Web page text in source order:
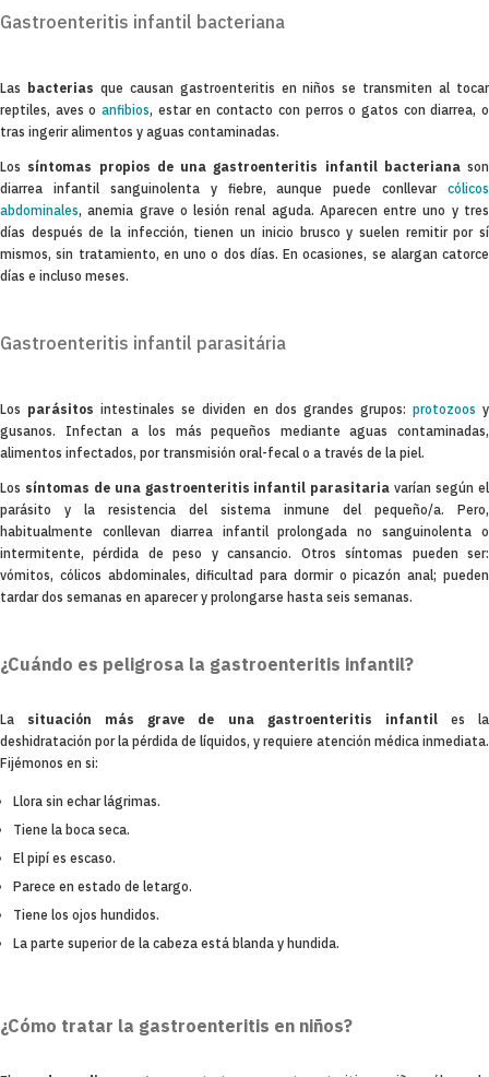
Gastroenteritis infantil bacteriana
Las bacterias que causan gastroenteritis en niños se transmiten al tocar
reptiles, aves oanfibios, estar en contacto con perros o gatos con diarrea, o
tras ingerir alimentos y aguas contaminadas.
Los síntomas propios de una gastroenteritis infantil bacterianason
diarrea infantil sanguinolenta y fiebre, aunque puede conllevar cólicos
abdominales, anemia grave o lesión renal aguda. Aparecen entre uno y tres
días después de la infección, tienen un inicio brusco y suelen remitir por sí
mismos, sin tratamiento, en uno o dos días. En ocasiones, se alargan catorce
días e incluso meses.
Gastroenteritis infantil parasitária
Los parásitosintestinales se dividen en dos grandes grupos: protozoos y
gusanos. Infectan a los más pequeños mediante aguas contaminadas,
alimentos infectados, por transmisión oral-fecal o a través de la piel.
Los síntomas de una gastroenteritis infantil parasitariavarían según el
parásito y la resistencia del sistema inmune del pequeño/a. Pero,
habitualmente conllevan diarrea infantil prolongada no sanguinolenta o
intermitente, pérdida de peso y cansancio. Otros síntomas pueden ser:
vómitos, cólicos abdominales, dificultad para dormir o picazón anal; pueden
tardar dos semanas en aparecer y prolongarse hasta seis semanas.
¿Cuándo es peligrosa la gastroenteritis infantil?
La situación más grave de una gastroenteritis infantil es la
deshidratación por la pérdida de líquidos, y requiere atención médica inmediata.
Fijémonos en si:
Llora sin echar lágrimas.
Tiene la boca seca.
El pipí es escaso.
Parece en estado de letargo.
Tiene los ojos hundidos.
La parte superior de la cabeza está blanda y hundida.
¿Cómo tratar la gastroenteritis en niños?